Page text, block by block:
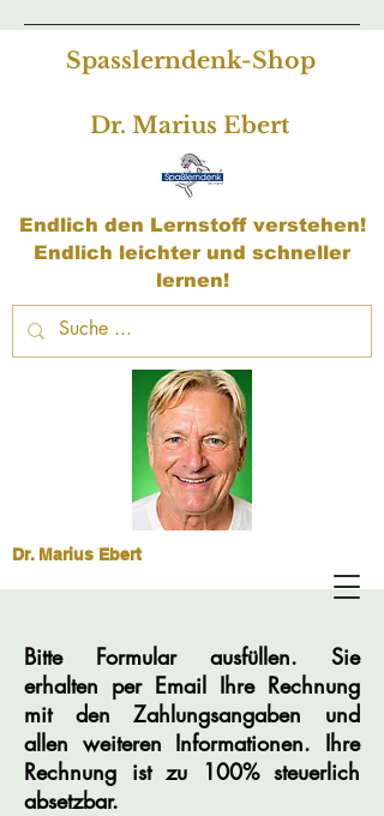
Spasslerndenk-Shop
Dr. Marius Ebert
Endlich den Lernstoff verstehen!
Endlich leichter und schneller
lernen!
Dr. Marius Ebert
Bitte Formular ausfüllen. Sie
erhalten per Email Ihre Rechnung
mit den Zahlungsangaben und
allen weiteren Informationen. Ihre
Rechnung ist zu 100% steuerlich
absetzbar.